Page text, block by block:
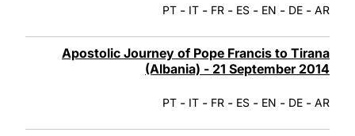
AR
-
DE
-
EN
-
ES
-
FR
-
IT
-
PT
Apostolic Journey of Pope Francis to Tirana
(Albania) - 21 September 2014
AR
-
DE
-
EN
-
ES
-
FR
-
IT
-
PT